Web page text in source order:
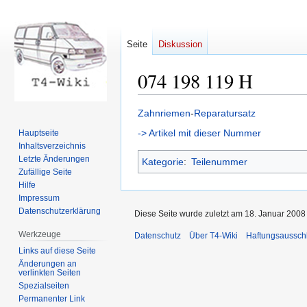
074 198 119 H
Zur
Navigation
Zur
Suche
Zahnriemen-Reparatursatz
-> Artikel mit dieser Nummer
Kategorie: Teilenummer
Seite Diskussion
Hauptseite
Inhaltsverzeichnis
Letzte Änderungen
Zufällige Seite
Hilfe
Impressum
Datenschutzerklärung
Werkzeuge
Links auf diese Seite
Änderungen an
verlinkten Seiten
Spezialseiten
Permanenter Link
Diese Seite wurde zuletzt am 18. Januar
Datenschutz Über T4-Wiki